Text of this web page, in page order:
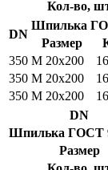
Кол-во,
DN
Шпилька
Размер
350 М 20х200 16
350 М 20х200 16
350 М 20х200 16
DN
Шпилька ГОСТ
Размер